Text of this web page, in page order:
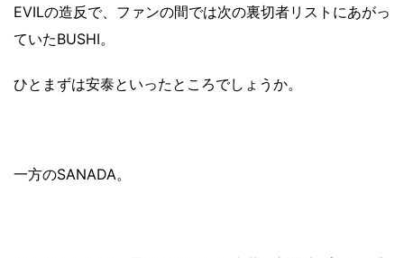
EVILの造反で、ファンの間では次の裏切者リストにあがっ
ていたBUSHI。
ひとまずは安泰といったところでしょうか。
一方のSANADA。